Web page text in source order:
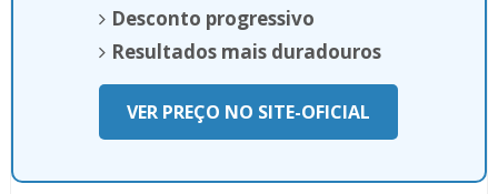
Desconto progressivo
Resultados mais duradouros
VER PREÇO NO SITE-OFICIAL